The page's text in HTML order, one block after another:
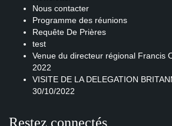
Nous contacter
Programme des réunions
Requête De Prières
test
Venue du directeur régional Francis
2022
VISITE DE LA DELEGATION
30/10/2022
Restez connectés